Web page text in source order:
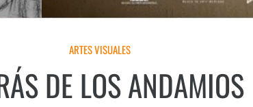
ARTES VISUALES
DE LOS ANDAMIOS